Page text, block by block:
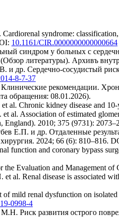
syndrome:
10.1161/CIR.0000000000000664
синдром у больных с
(Обзор литературы). Архивъ
Сердечно-сосудистый риск
8-7-37
рекомендации.
обращения: 08.01.2026).
al. Chronic kidney disease and
al. Association of estimated
England). 2010; 375 (9731):
Е.П. и др. Отдаленные
2024; 66 (6): 810–816.
function and coronary bypass
Evaluation and Management
al. Renal disease is associated
mild renal dysfunction on
0998-4
Риск развития острого